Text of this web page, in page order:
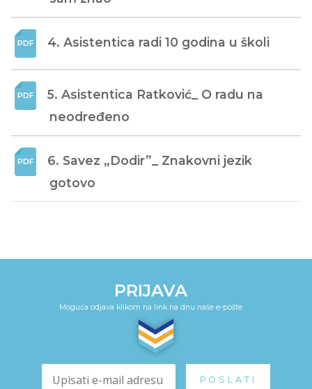
4. Asistentica radi 10 godina u školi
5. Asistentica Ratković_ O radu na
neodređeno
6. Savez „Dodir”_ Znakovni jezik
gotovo
PRIJAVA
Moguća odjava klikom na link na dnu naše e-pošte